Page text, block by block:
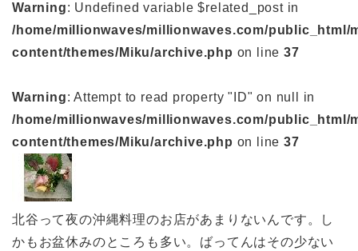
Warning: Undefined variable $related_post in
/home/millionwaves/millionwaves.com/public_html/
content/themes/Miku/archive.php on line37
Warning: Attempt to read property "ID" on null in
/home/millionwaves/millionwaves.com/public_html/
content/themes/Miku/archive.php on line37
北谷って夜の沖縄料理のお店があまりないんです。し
かもお盆休みのところも多い。ばってんはその少ない